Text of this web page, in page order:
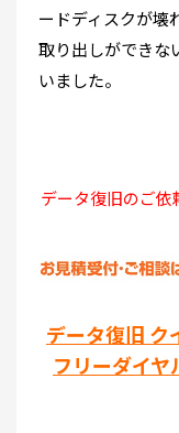
ードディスクが壊
取り出しができな
いました。
データ復旧のご
データ復旧 ク
フリーダイ